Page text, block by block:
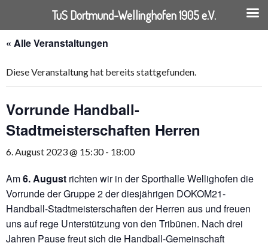
zum
« Alle Veranstaltungen
Diese Veranstaltung hat bereits stattgefunden.
Vorrunde Handball-
Stadtmeisterschaften Herren
6. August 2023 @ 15:30- 18:00
Am6. August richten wir in der Sporthalle Wellighofen die
Vorrunde der Gruppe 2 der diesjährigen DOKOM21-
Handball-Stadtmeisterschaften der Herren aus und freuen
uns auf rege Unterstützung von den Tribünen. Nach drei
Jahren Pause freut sich die Handball-Gemeinschaft
TuS Dortmund-Wellinghofen 1905 e.V.